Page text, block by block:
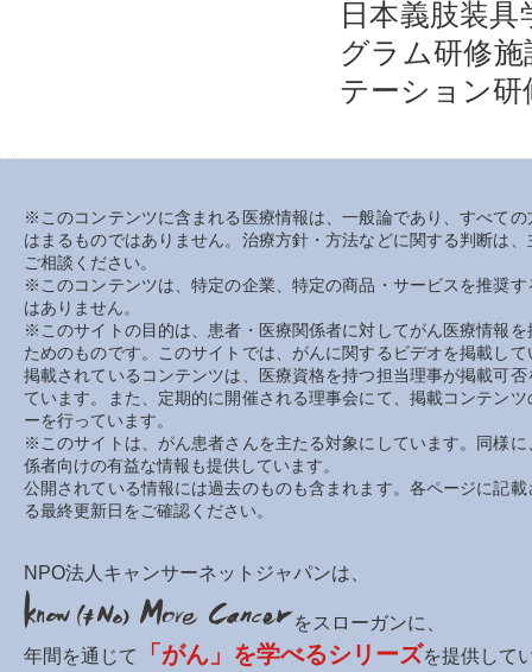
日本義肢装
グラム研修
テーション研
※このコンテンツに含まれる医療情報は、一般論であり、すべての
はまるものではありません。治療方針・方法などに関する判断は、
ご相談ください。
※このコンテンツは、特定の企業、特定の商品・サービスを推奨す
はありません。
※このサイトの目的は、患者・医療関係者に対してがん医療情報を
ためのものです。このサイトでは、がんに関するビデオを掲載して
掲載されているコンテンツは、医療資格を持つ担当理事が掲載可否
ています。また、定期的に開催される理事会にて、掲載コンテンツ
ーを行っています。
※このサイトは、がん患者さんを主たる対象にしています。同様に
係者向けの有益な情報も提供しています。
公開されている情報には過去のものも含まれます。各ページに記載
る最終更新日をご確認ください。
NPO法人キャンサーネットジャパンは、
をスローガンに、
年間を通じて
「がん」を学べるシリーズを提供して